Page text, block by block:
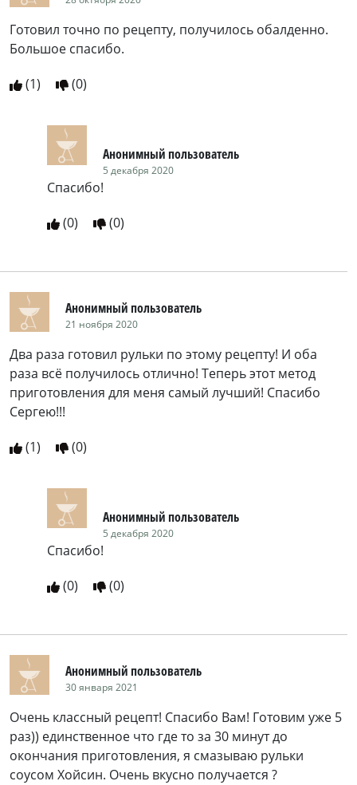
Готовил точно по рецепту, получилось обалденно.
Большое спасибо.
(1) (0)
Анонимный пользователь
5 декабря 2020
Спасибо!
(0) (0)
Анонимный пользователь
21 ноября 2020
Два раза готовил рульки по этому рецепту! И оба
раза всё получилось отлично! Теперь этот метод
приготовления для меня самый лучший! Спасибо
Сергею!!!
(1) (0)
Анонимный пользователь
5 декабря 2020
Спасибо!
(0) (0)
Анонимный пользователь
30 января 2021
Очень классный рецепт! Спасибо Вам! Готовим уже 5
раз)) единственное что где то за 30 минут до
окончания приготовления, я смазываю рульки
соусом Хойсин. Очень вкусно получается ?